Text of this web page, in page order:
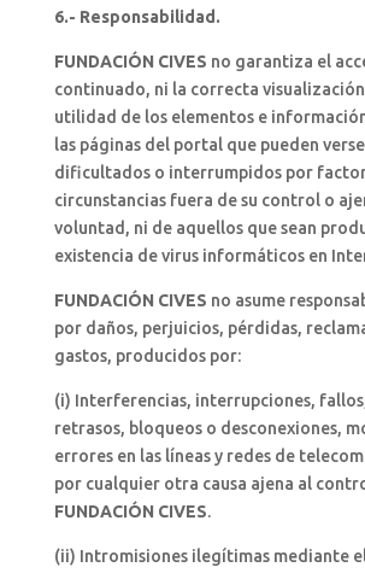
6.- Responsabilidad.
FUNDACIÓN CIVES no garantiza el
continuado, ni la correcta
utilidad de los elementos e
las páginas del portal que pueden
dificultados o interrumpidos por
circunstancias fuera de su control o
voluntad, ni de aquellos que sean
existencia de virus informáticos en
FUNDACIÓN CIVES no asume
por daños, perjuicios, pérdidas,
gastos, producidos por:
(i) Interferencias, interrupciones,
retrasos, bloqueos o desconexiones,
errores en las líneas y redes de
por cualquier otra causa ajena al
FUNDACIÓN CIVES.
(ii) Intromisiones ilegítimas mediante